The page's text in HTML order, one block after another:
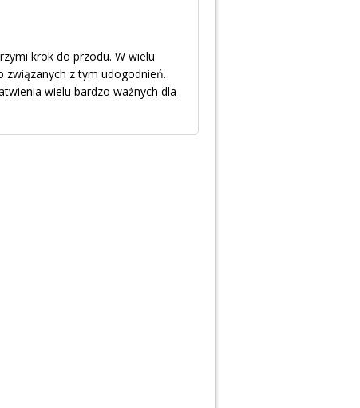
krok do przodu. W wielu
z tym udogodnień.
wielu bardzo ważnych dla